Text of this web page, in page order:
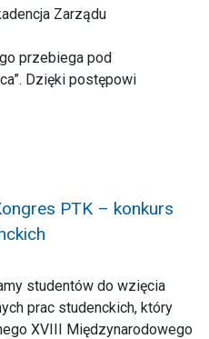
Zarządu
przebiega pod
Dzięki postępowi
PTK – konkurs
studentów do wzięcia
prac studenckich, który
XVIII Międzynarodowego